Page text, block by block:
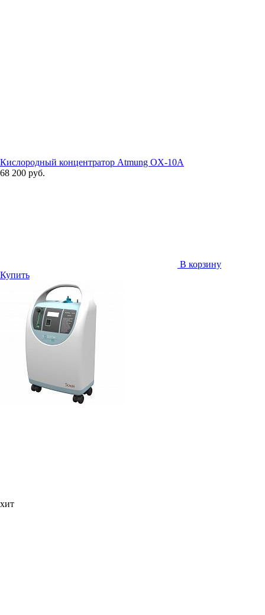
Кислородный концентратор Atmung OX-10A
68 200 руб.
В корзину
Купить
хит